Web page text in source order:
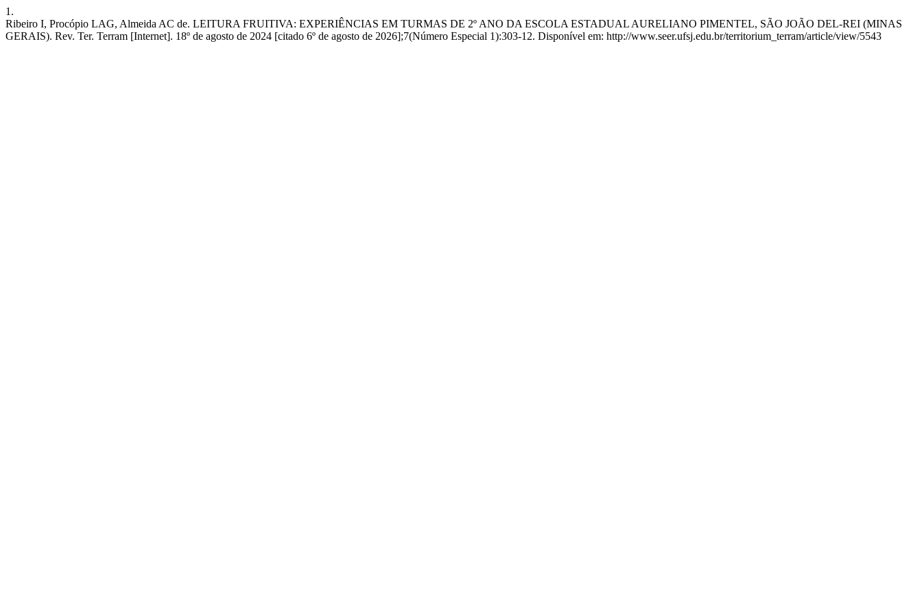
1.
Ribeiro I, Procópio LAG, Almeida AC de. LEITURA FRUITIVA: EXPERIÊNCIAS EM TURMAS DE 2º ANO DA ESCOLA ESTADUAL AURELIANO PIMENTEL, SÃO JOÃO DEL-REI (MINAS
GERAIS). Rev. Ter. Terram [Internet]. 18º de agosto de 2024 [citado 6º de agosto de 2026];7(Número Especial 1):303-12. Disponível em: http://www.seer.ufsj.edu.br/territorium_terram/article/view/5543